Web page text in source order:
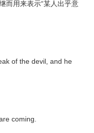
而用来表示“某人出乎意
of the devil, and he
coming.